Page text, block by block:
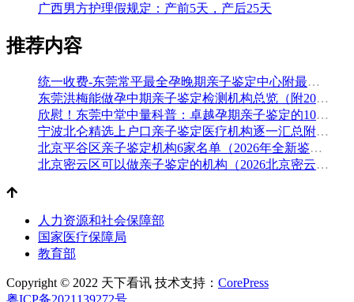
广西男方护理假规定：产前5天，产后25天
推荐内容
统一收费-东莞常平最全孕晚期亲子鉴定中心附最全机构地址一览（附2026年汇总鉴定）
东莞洪梅能做孕中期亲子鉴定检测机构总览（附2026年月汇总-鉴定）
欣慰！东莞中堂中量科普：卓越孕期亲子鉴定的10个地方（附2026年鉴定手续）
宁波北仑精选上户口亲子鉴定医疗机构逐一汇总附2026年鉴定指南
北京平谷区亲子鉴定机构6家名单（2026年全新鉴定地址）
北京密云区可以做亲子鉴定的机构（2026北京密云区亲子鉴定名单）
人力资源和社会保障部
国家医疗保障局
教育部
Copyright © 2022 天下看讯 技术支持： CorePress
粤ICP备2021139272号